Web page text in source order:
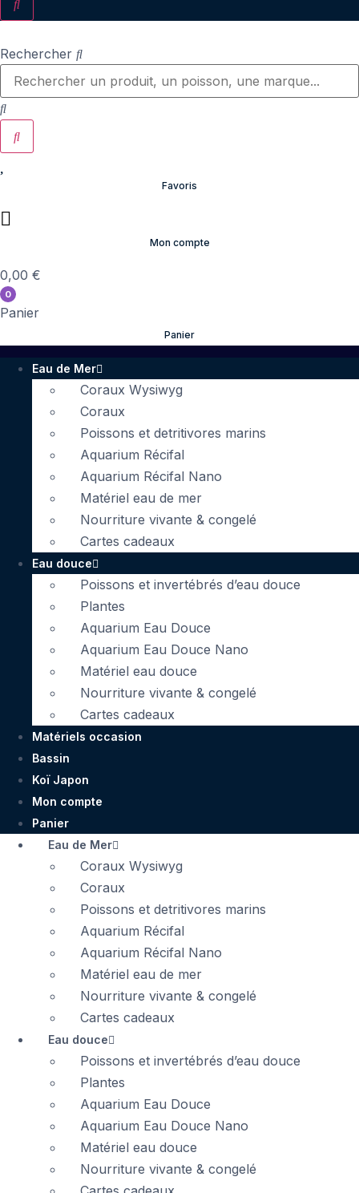
Rechercher
Favoris
Mon compte
0,00 €
0
Panier
Panier
Eau de Mer
Coraux Wysiwyg
Coraux
Poissons et detritivores marins
Aquarium Récifal
Aquarium Récifal Nano
Matériel eau de mer
Nourriture vivante & congelé
Cartes cadeaux
Eau douce
Poissons et invertébrés d’eau douce
Plantes
Aquarium Eau Douce
Aquarium Eau Douce Nano
Matériel eau douce
Nourriture vivante & congelé
Cartes cadeaux
Matériels occasion
Bassin
Koï Japon
Mon compte
Panier
Eau de Mer
Coraux Wysiwyg
Coraux
Poissons et detritivores marins
Aquarium Récifal
Aquarium Récifal Nano
Matériel eau de mer
Nourriture vivante & congelé
Cartes cadeaux
Eau douce
Poissons et invertébrés d’eau douce
Plantes
Aquarium Eau Douce
Aquarium Eau Douce Nano
Matériel eau douce
Nourriture vivante & congelé